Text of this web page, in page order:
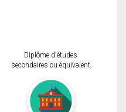
Diplôme d'études
secondaires ou équivalent